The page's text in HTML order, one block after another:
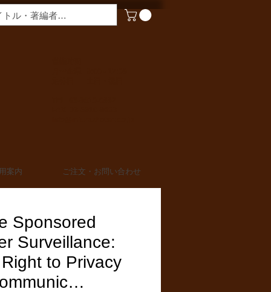
案内 ご注文・お問い合わせ
Sponsored
Surveillance:
to Privacy